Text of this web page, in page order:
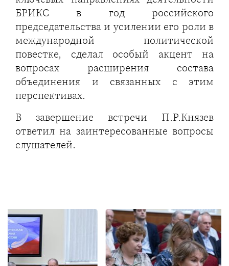
БРИКС в год российского
председательства и усилении его роли в
международной политической
повестке, сделал особый акцент на
вопросах расширения состава
объединения и связанных с этим
перспективах.
В завершение встречи П.Р.Князев
ответил на заинтересованные вопросы
слушателей.